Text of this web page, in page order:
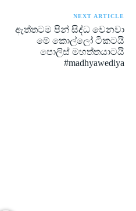
NEXT ARTICLE
ඇත්තටම පින් සිද්ධ වෙනවා
මේ කොල්ලෝ ටිකටයි
පොලිස් මහත්තයාටයි
#madhyawediya